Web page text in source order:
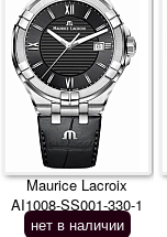
Maurice Lacroix
AI1008-SS001-330-1
нет в наличии